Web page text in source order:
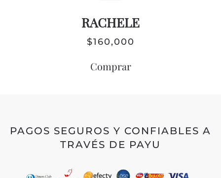
RACHELE
$160,000
Comprar
PAGOS SEGUROS Y CONFIABLES A
TRAVÉS DE PAYU